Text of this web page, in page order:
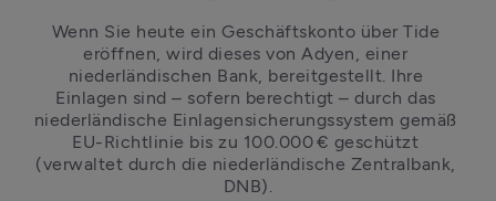
Wenn Sie heute ein Geschäftskonto über Tide
eröffnen, wird dieses von Adyen, einer
niederländischen Bank, bereitgestellt. Ihre
Einlagen sind – sofern berechtigt – durch das
niederländische Einlagensicherungssystem gemäß
EU-Richtlinie bis zu 100.000 € geschützt
(verwaltet durch die niederländische Zentralbank,
DNB).